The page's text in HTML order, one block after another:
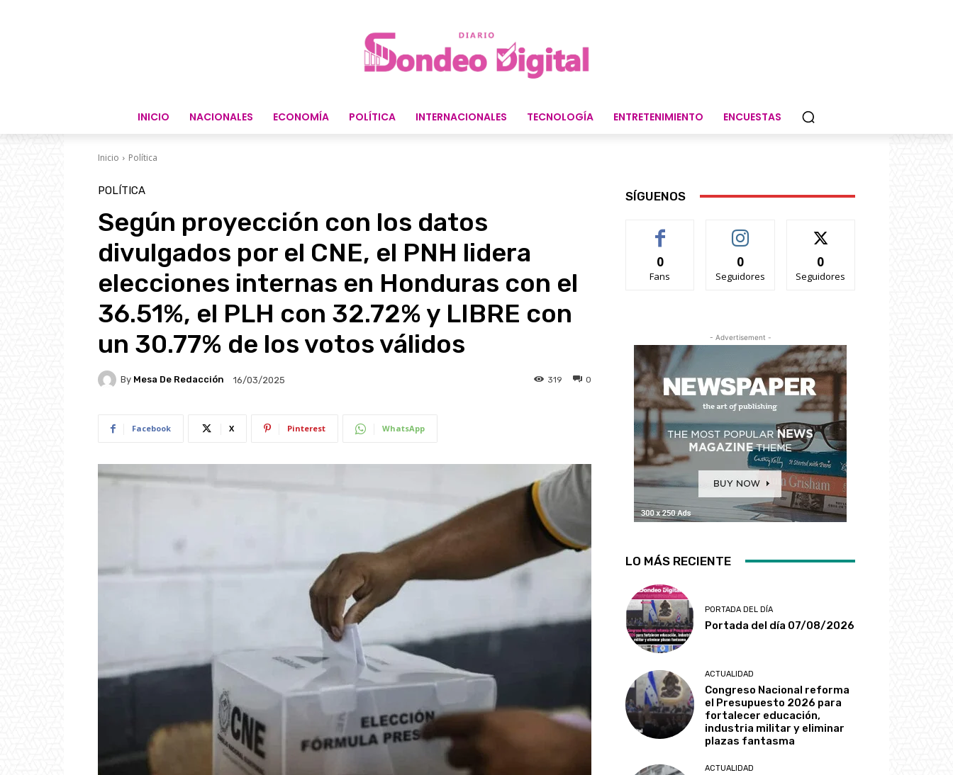
INICIO NACIONALES ECONOMÍA POLÍTICA INTERNACIONALES TECNOLOGÍA ENTRETENIMIENTO ENCUESTAS
Inicio Política
POLÍTICA
Según proyección con los datos
divulgados por el CNE, el PNH lidera
elecciones internas en Honduras con el
36.51%, el PLH con 32.72% y LIBRE con
un 30.77% de los votos válidos
By Mesa De Redacción 16/03/2025 0
319
Facebook X Pinterest WhatsApp
SÍGUENOS
0
Fans
0
Seguidores
0
Seguidores
- Advertisement -
LO MÁS RECIENTE
PORTADA DEL DÍA
Portada del día 07/08/2026
ACTUALIDAD
Congreso Nacional reforma
el Presupuesto 2026 para
fortalecer educación,
industria militar y eliminar
plazas fantasma
ACTUALIDAD